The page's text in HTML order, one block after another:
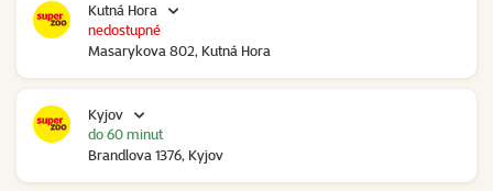
Kutná Hora
Masarykova 802, Kutná Hora
nedostupné
Kyjov
Brandlova 1376, Kyjov
do 60 minut